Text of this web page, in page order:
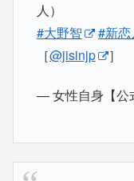
人）
#大野智
#新恋
［@jisinjp ］
— 女性自身【公